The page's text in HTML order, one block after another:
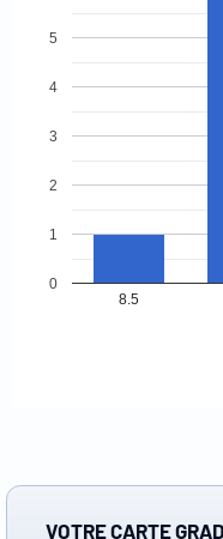
8.5
0
1
2
3
4
5
VOTRE CARTE